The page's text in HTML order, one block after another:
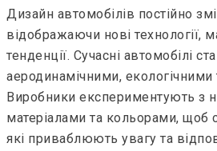
Дизайн автомобілів постійно
відображаючи нові технології,
тенденції. Сучасні автомобілі
аеродинамічними,
Виробники експериментують з
матеріалами та кольорами, щоб
які приваблюють увагу та